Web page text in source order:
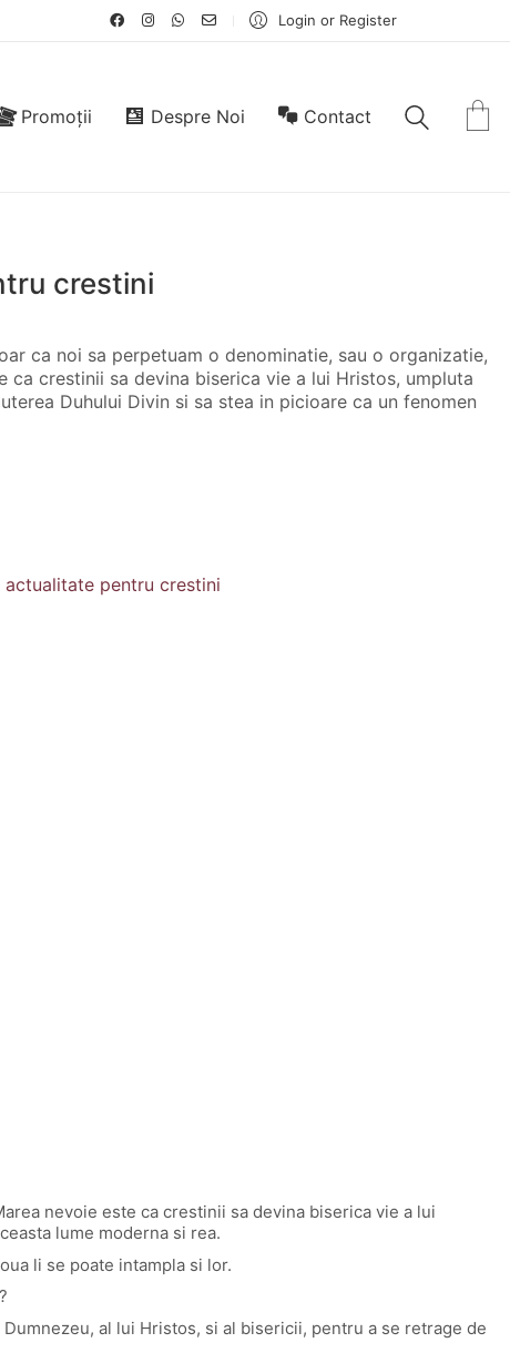
Login or Register
Promoții Despre Noi Contact
crestini
ca noi sa perpetuam o denominatie, sau o organizatie,
ca crestinii sa devina biserica vie a lui Hristos, umpluta
Duhului Divin si sa stea in picioare ca un fenomen
actualitate pentru crestini
nevoie este ca crestinii sa devina biserica vie a lui
lume moderna si rea.
li se poate intampla si lor.
al lui Hristos, si al bisericii, pentru a se retrage de